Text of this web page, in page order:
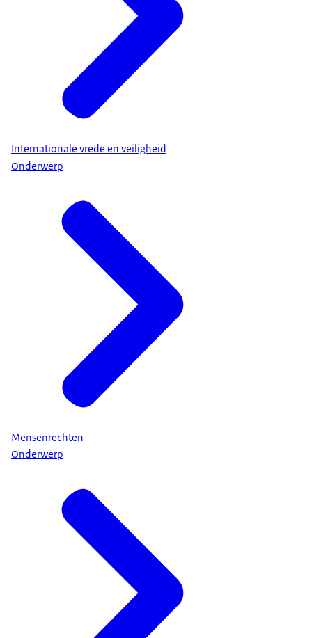
Internationale vrede en veiligheid
Onderwerp
Mensenrechten
Onderwerp